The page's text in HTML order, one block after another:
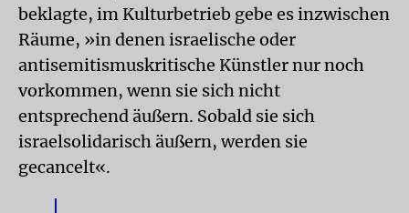
beklagte, im Kulturbetrieb gebe es inzwischen
Räume, »in denen israelische oder
antisemitismuskritische Künstler nur noch
vorkommen, wenn sie sich nicht
entsprechend äußern. Sobald sie sich
israelsolidarisch äußern, werden sie
gecancelt«.